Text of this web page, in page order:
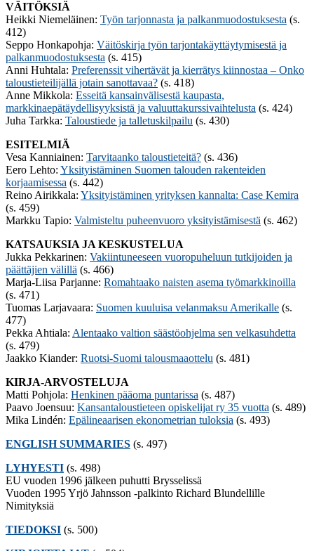
VÄITÖKSIÄ
Heikki Niemeläinen: Työn tarjonnasta ja palkanmuodostuksesta (s.
412)
Seppo Honkapohja: Väitöskirja työn tarjontakäyttäytymisestä ja
palkanmuodostuksesta (s. 415)
Anni Huhtala: Preferenssit vihertävät ja kierrätys kiinnostaa – Onko
taloustieteilijällä jotain sanottavaa? (s. 418)
Anne Mikkola: Esseitä kansainvälisestä kaupasta,
markkinaepätäydellisyyksistä ja valuuttakurssivaihtelusta (s. 424)
Juha Tarkka: Taloustiede ja talletuskilpailu (s. 430)
ESITELMIÄ
Vesa Kanniainen: Tarvitaanko taloustieteitä? (s. 436)
Eero Lehto: Yksityistäminen Suomen talouden rakenteiden
korjaamisessa (s. 442)
Reino Airikkala: Yksityistäminen yrityksen kannalta: Case Kemira
(s. 459)
Markku Tapio: Valmisteltu puheenvuoro yksityistämisestä (s. 462)
KATSAUKSIA JA KESKUSTELUA
Jukka Pekkarinen: Vakiintuneeseen vuoropuheluun tutkijoiden ja
päättäjien välillä (s. 466)
Marja-Liisa Parjanne: Romahtaako naisten asema työmarkkinoilla
(s. 471)
Tuomas Larjavaara: Suomen kuuluisa velanmaksu Amerikalle (s.
477)
Pekka Ahtiala: Alentaako valtion säästöohjelma sen velkasuhdetta
(s. 479)
Jaakko Kiander: Ruotsi-Suomi talousmaaottelu (s. 481)
KIRJA-ARVOSTELUJA
Matti Pohjola: Henkinen pääoma puntarissa (s. 487)
Paavo Joensuu: Kansantaloustieteen opiskelijat ry 35 vuotta (s. 489)
Mika Lindén: Epälineaarisen ekonometrian tuloksia (s. 493)
ENGLISH SUMMARIES (s. 497)
LYHYESTI (s. 498)
EU vuoden 1996 jälkeen puhutti Brysselissä
Vuoden 1995 Yrjö Jahnsson -palkinto Richard Blundellille
Nimityksiä
TIEDOKSI (s. 500)